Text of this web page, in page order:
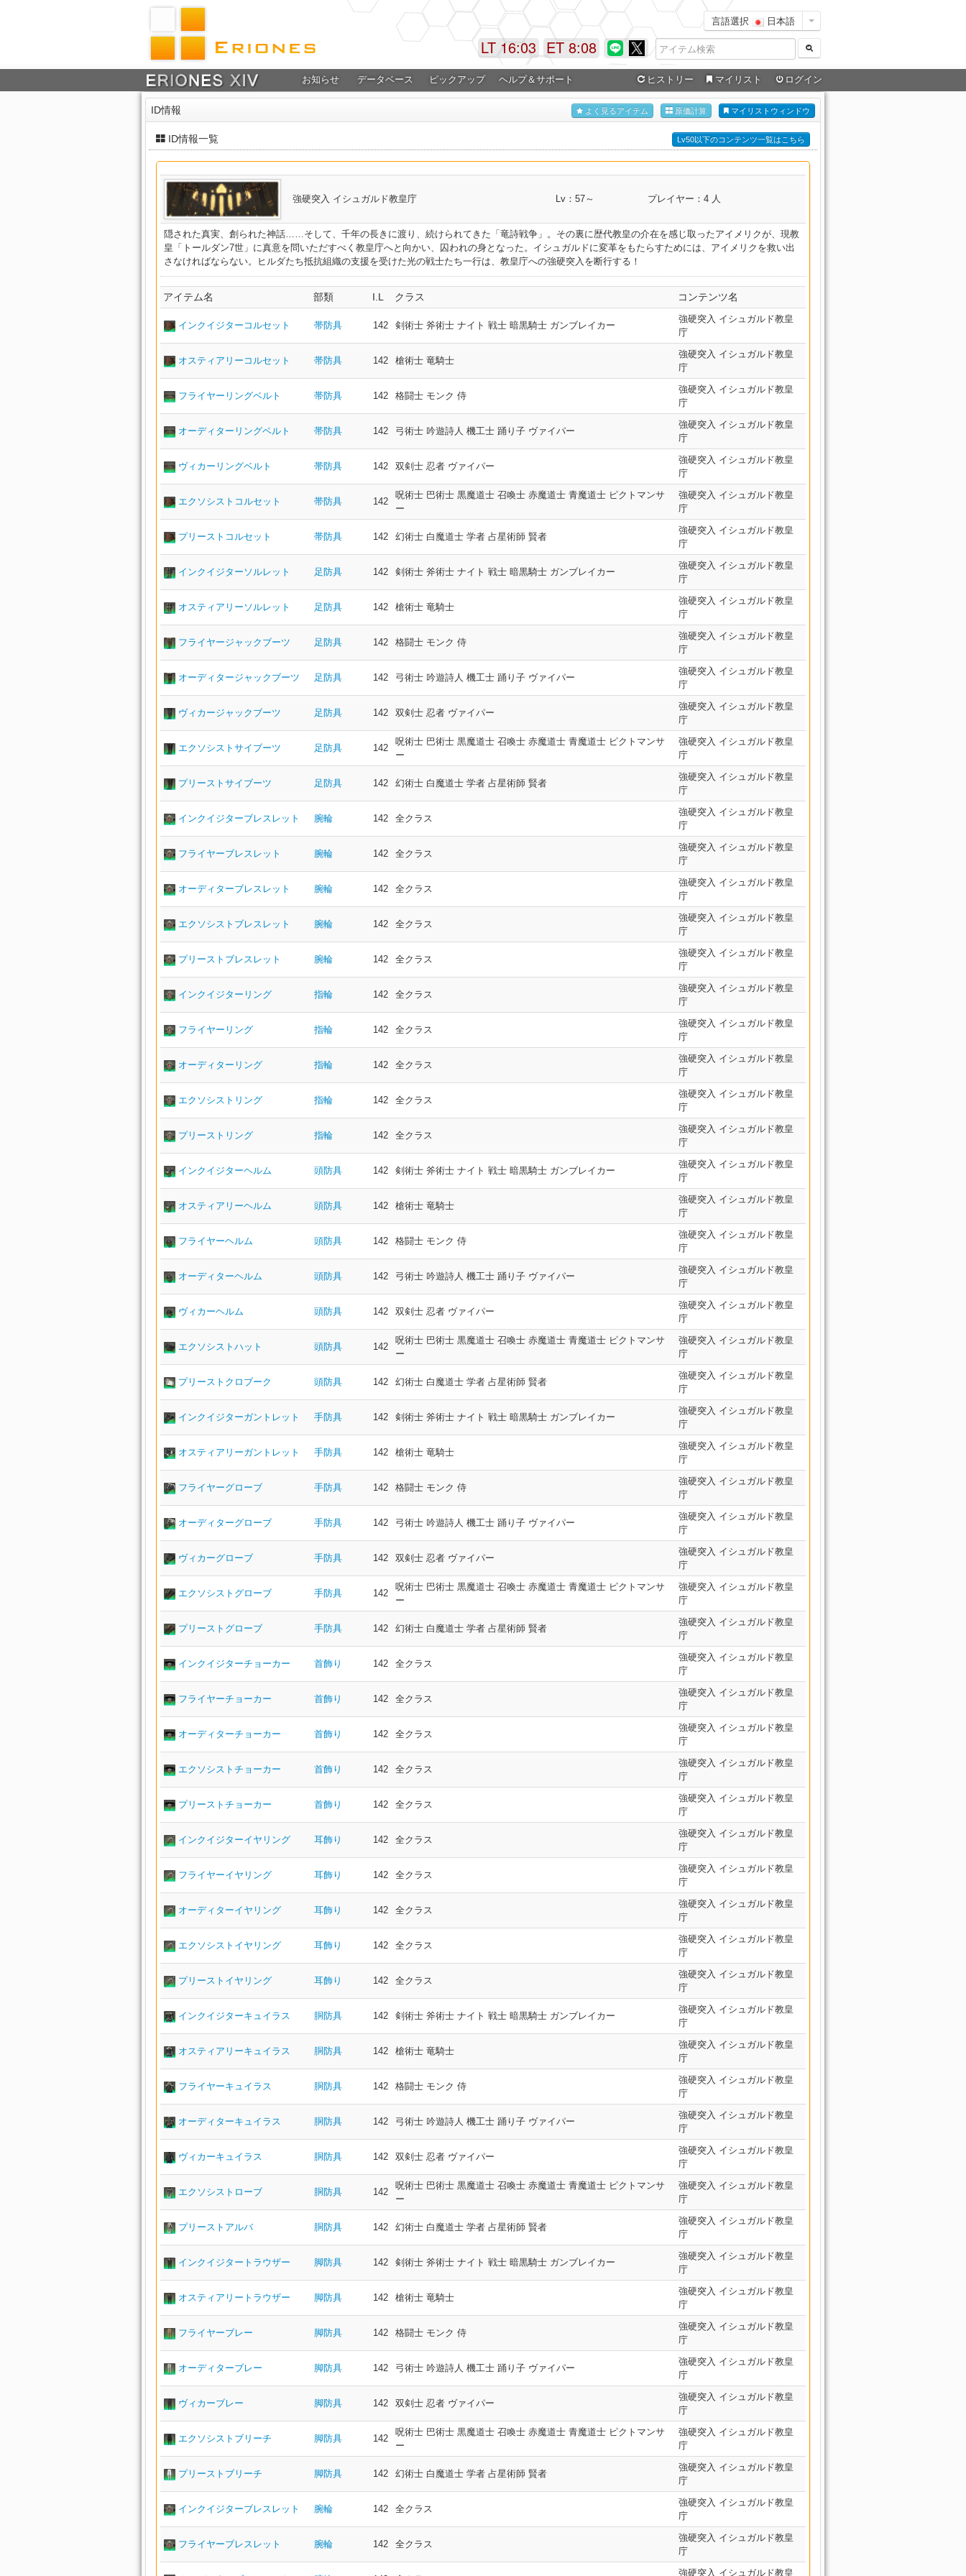
言語選択 日本語
ET 8:08
LT 16:03
お知らせ データベース ピックアップ ヘルプ＆サポート ヒストリー マイリスト ログイン
ID情報 マイリストウィンドウ
原価計算
よく見るアイテム
ID情報一覧 Lv50以下のコンテンツ一覧はこちら
強硬突入 イシュガルド教皇庁 Lv：57～ プレイヤー：4 人
隠された真実、創られた神話……そして、千年の長きに渡り、続けられてきた「竜詩戦争」。その裏に歴代教皇の介在を感じ取ったアイメリクが、現教
皇「トールダン7世」に真意を問いただすべく教皇庁へと向かい、囚われの身となった。イシュガルドに変革をもたらすためには、アイメリクを救い出
さなければならない。ヒルダたち抵抗組織の支援を受けた光の戦士たち一行は、教皇庁への強硬突入を断行する！
アイテム名 部類 I.L クラス コンテンツ名
インクイジターコルセット 帯防具 142 剣術士 斧術士 ナイト 戦士 暗黒騎士 ガンブレイカー
強硬突入 イシュガルド教皇
庁
オスティアリーコルセット 帯防具 142 槍術士 竜騎士
強硬突入 イシュガルド教皇
庁
フライヤーリングベルト 帯防具 142 格闘士 モンク 侍
強硬突入 イシュガルド教皇
庁
オーディターリングベルト 帯防具 142 弓術士 吟遊詩人 機工士 踊り子 ヴァイパー
強硬突入 イシュガルド教皇
庁
ヴィカーリングベルト 帯防具 142 双剣士 忍者 ヴァイパー
強硬突入 イシュガルド教皇
庁
エクソシストコルセット 帯防具 142
呪術士 巴術士 黒魔道士 召喚士 赤魔道士 青魔道士 ピクトマンサ
ー
強硬突入 イシュガルド教皇
庁
プリーストコルセット 帯防具 142 幻術士 白魔道士 学者 占星術師 賢者
強硬突入 イシュガルド教皇
庁
インクイジターソルレット 足防具 142 剣術士 斧術士 ナイト 戦士 暗黒騎士 ガンブレイカー
強硬突入 イシュガルド教皇
庁
オスティアリーソルレット 足防具 142 槍術士 竜騎士
強硬突入 イシュガルド教皇
庁
フライヤージャックブーツ 足防具 142 格闘士 モンク 侍
強硬突入 イシュガルド教皇
庁
オーディタージャックブーツ 足防具 142 弓術士 吟遊詩人 機工士 踊り子 ヴァイパー
強硬突入 イシュガルド教皇
庁
ヴィカージャックブーツ 足防具 142 双剣士 忍者 ヴァイパー
強硬突入 イシュガルド教皇
庁
エクソシストサイブーツ 足防具 142
呪術士 巴術士 黒魔道士 召喚士 赤魔道士 青魔道士 ピクトマンサ
ー
強硬突入 イシュガルド教皇
庁
プリーストサイブーツ 足防具 142 幻術士 白魔道士 学者 占星術師 賢者
強硬突入 イシュガルド教皇
庁
インクイジターブレスレット 腕輪 142 全クラス
強硬突入 イシュガルド教皇
庁
フライヤーブレスレット 腕輪 142 全クラス
強硬突入 イシュガルド教皇
庁
オーディターブレスレット 腕輪 142 全クラス
強硬突入 イシュガルド教皇
庁
エクソシストブレスレット 腕輪 142 全クラス
強硬突入 イシュガルド教皇
庁
プリーストブレスレット 腕輪 142 全クラス
強硬突入 イシュガルド教皇
庁
インクイジターリング 指輪 142 全クラス
強硬突入 イシュガルド教皇
庁
フライヤーリング 指輪 142 全クラス
強硬突入 イシュガルド教皇
庁
オーディターリング 指輪 142 全クラス
強硬突入 イシュガルド教皇
庁
エクソシストリング 指輪 142 全クラス
強硬突入 イシュガルド教皇
庁
プリーストリング 指輪 142 全クラス
強硬突入 イシュガルド教皇
庁
インクイジターヘルム 頭防具 142 剣術士 斧術士 ナイト 戦士 暗黒騎士 ガンブレイカー
強硬突入 イシュガルド教皇
庁
オスティアリーヘルム 頭防具 142 槍術士 竜騎士
強硬突入 イシュガルド教皇
庁
フライヤーヘルム 頭防具 142 格闘士 モンク 侍
強硬突入 イシュガルド教皇
庁
オーディターヘルム 頭防具 142 弓術士 吟遊詩人 機工士 踊り子 ヴァイパー
強硬突入 イシュガルド教皇
庁
ヴィカーヘルム 頭防具 142 双剣士 忍者 ヴァイパー
強硬突入 イシュガルド教皇
庁
エクソシストハット 頭防具 142
呪術士 巴術士 黒魔道士 召喚士 赤魔道士 青魔道士 ピクトマンサ
ー
強硬突入 イシュガルド教皇
庁
プリーストクロブーク 頭防具 142 幻術士 白魔道士 学者 占星術師 賢者
強硬突入 イシュガルド教皇
庁
インクイジターガントレット 手防具 142 剣術士 斧術士 ナイト 戦士 暗黒騎士 ガンブレイカー
強硬突入 イシュガルド教皇
庁
オスティアリーガントレット 手防具 142 槍術士 竜騎士
強硬突入 イシュガルド教皇
庁
フライヤーグローブ 手防具 142 格闘士 モンク 侍
強硬突入 イシュガルド教皇
庁
オーディターグローブ 手防具 142 弓術士 吟遊詩人 機工士 踊り子 ヴァイパー
強硬突入 イシュガルド教皇
庁
ヴィカーグローブ 手防具 142 双剣士 忍者 ヴァイパー
強硬突入 イシュガルド教皇
庁
エクソシストグローブ 手防具 142
呪術士 巴術士 黒魔道士 召喚士 赤魔道士 青魔道士 ピクトマンサ
ー
強硬突入 イシュガルド教皇
庁
プリーストグローブ 手防具 142 幻術士 白魔道士 学者 占星術師 賢者
強硬突入 イシュガルド教皇
庁
インクイジターチョーカー 首飾り 142 全クラス
強硬突入 イシュガルド教皇
庁
フライヤーチョーカー 首飾り 142 全クラス
強硬突入 イシュガルド教皇
庁
オーディターチョーカー 首飾り 142 全クラス
強硬突入 イシュガルド教皇
庁
エクソシストチョーカー 首飾り 142 全クラス
強硬突入 イシュガルド教皇
庁
プリーストチョーカー 首飾り 142 全クラス
強硬突入 イシュガルド教皇
庁
インクイジターイヤリング 耳飾り 142 全クラス
強硬突入 イシュガルド教皇
庁
フライヤーイヤリング 耳飾り 142 全クラス
強硬突入 イシュガルド教皇
庁
オーディターイヤリング 耳飾り 142 全クラス
強硬突入 イシュガルド教皇
庁
エクソシストイヤリング 耳飾り 142 全クラス
強硬突入 イシュガルド教皇
庁
プリーストイヤリング 耳飾り 142 全クラス
強硬突入 イシュガルド教皇
庁
インクイジターキュイラス 胴防具 142 剣術士 斧術士 ナイト 戦士 暗黒騎士 ガンブレイカー
強硬突入 イシュガルド教皇
庁
オスティアリーキュイラス 胴防具 142 槍術士 竜騎士
強硬突入 イシュガルド教皇
庁
フライヤーキュイラス 胴防具 142 格闘士 モンク 侍
強硬突入 イシュガルド教皇
庁
オーディターキュイラス 胴防具 142 弓術士 吟遊詩人 機工士 踊り子 ヴァイパー
強硬突入 イシュガルド教皇
庁
ヴィカーキュイラス 胴防具 142 双剣士 忍者 ヴァイパー
強硬突入 イシュガルド教皇
庁
エクソシストローブ 胴防具 142
呪術士 巴術士 黒魔道士 召喚士 赤魔道士 青魔道士 ピクトマンサ
ー
強硬突入 イシュガルド教皇
庁
プリーストアルバ 胴防具 142 幻術士 白魔道士 学者 占星術師 賢者
強硬突入 イシュガルド教皇
庁
インクイジタートラウザー 脚防具 142 剣術士 斧術士 ナイト 戦士 暗黒騎士 ガンブレイカー
強硬突入 イシュガルド教皇
庁
オスティアリートラウザー 脚防具 142 槍術士 竜騎士
強硬突入 イシュガルド教皇
庁
フライヤーブレー 脚防具 142 格闘士 モンク 侍
強硬突入 イシュガルド教皇
庁
オーディターブレー 脚防具 142 弓術士 吟遊詩人 機工士 踊り子 ヴァイパー
強硬突入 イシュガルド教皇
庁
ヴィカーブレー 脚防具 142 双剣士 忍者 ヴァイパー
強硬突入 イシュガルド教皇
庁
エクソシストブリーチ 脚防具 142
呪術士 巴術士 黒魔道士 召喚士 赤魔道士 青魔道士 ピクトマンサ
ー
強硬突入 イシュガルド教皇
庁
プリーストブリーチ 脚防具 142 幻術士 白魔道士 学者 占星術師 賢者
強硬突入 イシュガルド教皇
庁
インクイジターブレスレット 腕輪 142 全クラス
強硬突入 イシュガルド教皇
庁
フライヤーブレスレット 腕輪 142 全クラス
強硬突入 イシュガルド教皇
庁
強硬突入 イシュガルド教皇